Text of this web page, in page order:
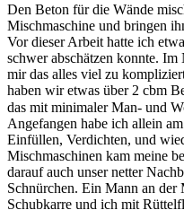
Den Beton für die Wände
Mischmaschine und bringen
Vor dieser Arbeit hatte ich
schwer abschätzen konnte. Im
mir das alles viel zu
haben wir etwas über 2 cbm
das mit minimaler Man- und
Angefangen habe ich allein
Einfüllen, Verdichten, und
Mischmaschinen kam meine
darauf auch unser netter
Schnürchen. Ein Mann an der
Schubkarre und ich mit